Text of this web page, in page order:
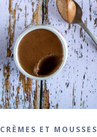
CRÈMES ET MOUSSES